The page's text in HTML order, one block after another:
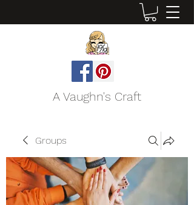
A Vaughn's Craft
Groups